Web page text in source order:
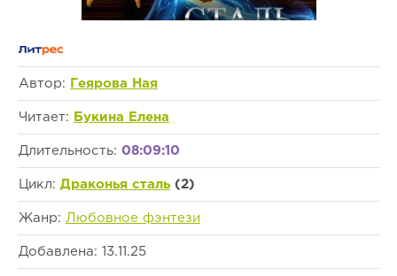
Автор: Геярова Ная
Читает: Букина Елена
Длительность: 08:09:10
Цикл: Драконья сталь (2)
Жанр: Любовное фэнтези
Добавлена: 13.11.25